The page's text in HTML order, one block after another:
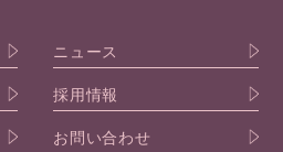
ニュース
採用情報
お問い合わせ